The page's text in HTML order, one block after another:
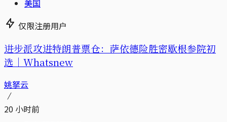
美国
仅限注册用户
进步派攻进特朗普票仓：萨依德险胜密歇根参院初
选｜Whatsnew
姚拏云
20 小时前